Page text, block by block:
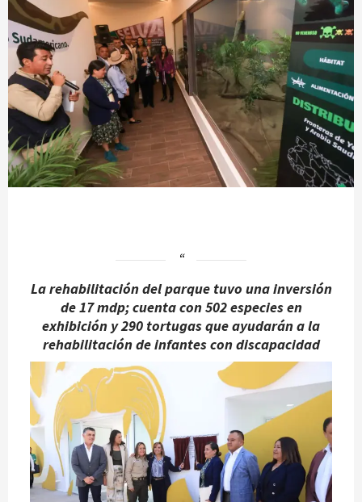
La rehabilitación del parque tuvo una inversión
de 17 mdp; cuenta con 502 especies en
exhibición y 290 tortugas que ayudarán a la
rehabilitación de infantes con discapacidad